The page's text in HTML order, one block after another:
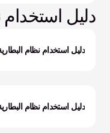
دليل استخدام
دليل استخدام نظام البطارية،
دليل استخدام نظام البطارية